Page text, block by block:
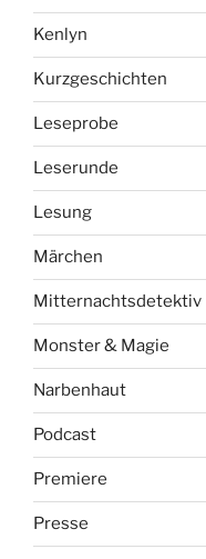
Kenlyn
Kurzgeschichten
Leseprobe
Leserunde
Lesung
Märchen
Mitternachtsdetektiv
Monster & Magie
Narbenhaut
Podcast
Premiere
Presse